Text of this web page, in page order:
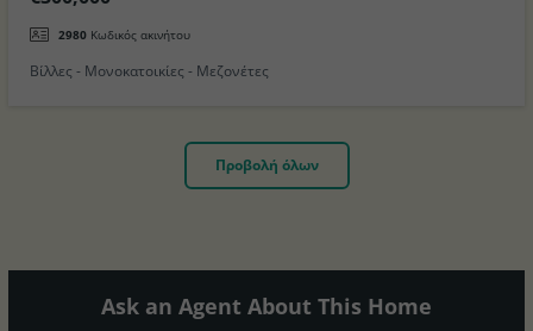
Νισύρου
2980 Κωδικός ακινήτου
Βίλλες - Μονοκατοικίες - Μεζονέτες
Προβολή όλων
Ask an Agent About This Home